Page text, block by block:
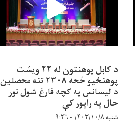
د کابل پوهنتون له ۲۲ ویشت
پوهنځیو څخه ۲۳۰۸ تنه محصلین
د لیسانس په کچه فارغ شول نور
حال په راپور کې
شنبه ۱۴۰۳/۱۰/۸ - ۹:۲۶